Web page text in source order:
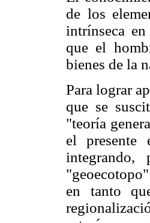
de los
intrínseca
que el
bienes de la
Para lograr
que se
"teoría
el presente
en tanto